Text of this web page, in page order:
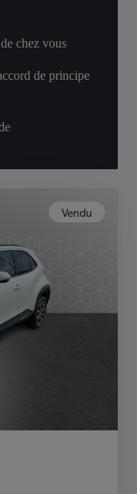
chez vous
de principe
Vendu